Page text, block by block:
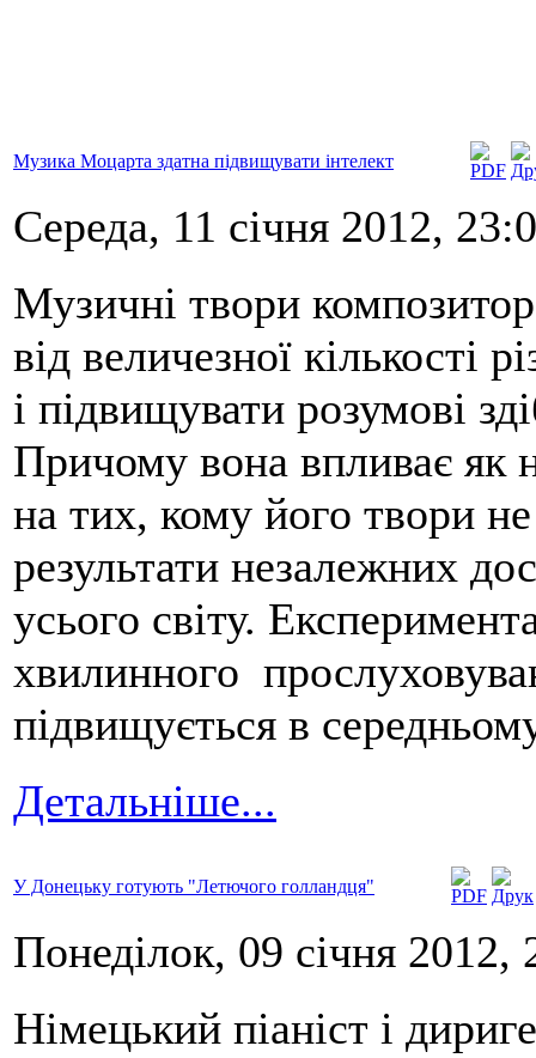
Музика Моцарта здатна підвищувати інтелект
Середа, 11 січня 2012,
Музичні твори
від величезної кількості
і підвищувати розумові
Причому вона впливає як
на тих, кому його твори
результати незалежних
усього світу.
хвилинного
підвищується в
Детальніше...
У Донецьку готують "Летючого голландця"
Понеділок, 09 січня 2012,
Німецький піаніст і